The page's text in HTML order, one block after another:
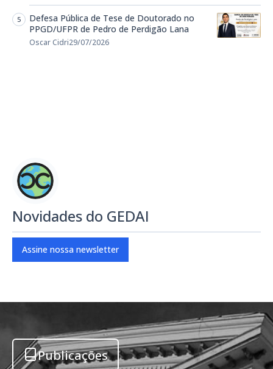
Defesa Pública de Tese de Doutorado no
PPGD/UFPR de Pedro de Perdigão Lana
Oscar Cidri29/07/2026
Novidades do GEDAI
Assine nossa newsletter
Publicações